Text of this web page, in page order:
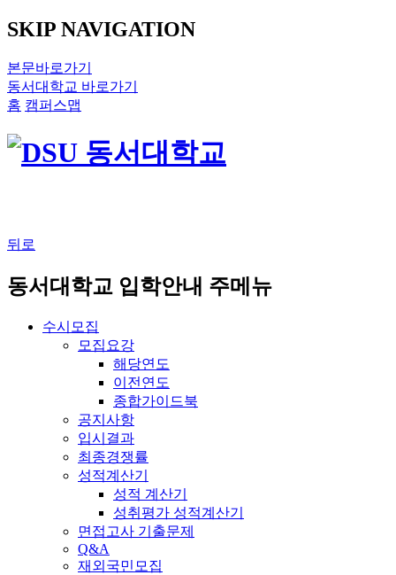
SKIP NAVIGATION
본문바로가기
동서대학교 바로가기
홈 캠퍼스맵
뒤로
동서대학교 입학안내 주메뉴
수시모집
모집요강
해당연도
이전연도
종합가이드북
공지사항
입시결과
최종경쟁률
성적계산기
성적 계산기
성취평가 성적계산기
면접고사 기출문제
Q&A
재외국민모집